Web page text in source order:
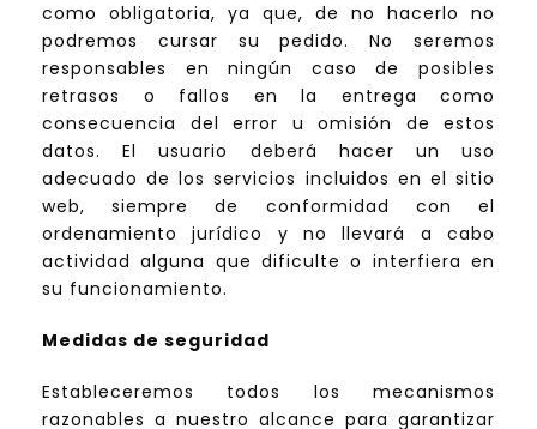
como obligatoria, ya que, de no hacerlo no
podremos cursar su pedido. No seremos
responsables en ningún caso de posibles
retrasos o fallos en la entrega como
consecuencia del error u omisión de estos
datos. El usuario deberá hacer un uso
adecuado de los servicios incluidos en el sitio
web, siempre de conformidad con el
ordenamiento jurídico y no llevará a cabo
actividad alguna que dificulte o interfiera en
su funcionamiento.
Medidas de seguridad
Estableceremos todos los mecanismos
razonables a nuestro alcance para garantizar